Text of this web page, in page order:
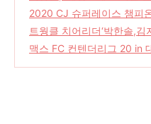
2020 CJ 슈퍼레이스 챔피
0 넥센타이어 스피드레이싱
모델 라인업'
(0)
트웡클 치어리더‘박한솔,
영,김해리’ 단체 인증샷 눈길
맥스 FC 컨텐더리그 20 in